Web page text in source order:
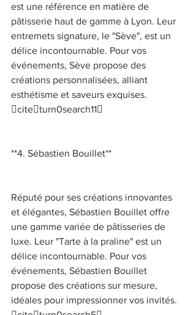
est une référence en matière de
pâtisserie haut de gamme à Lyon. Leur
entremets signature, le "Sève", est un
délice incontournable. Pour vos
événements, Sève propose des
créations personnalisées, alliant
esthétisme et saveurs exquises.
citeturn0search11
**4. Sébastien Bouillet**
Réputé pour ses créations innovantes
et élégantes, Sébastien Bouillet offre
une gamme variée de pâtisseries de
luxe. Leur "Tarte à la praline" est un
délice incontournable. Pour vos
événements, Sébastien Bouillet
propose des créations sur mesure,
idéales pour impressionner vos invités.